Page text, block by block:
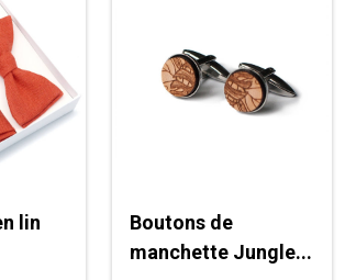
lin
Boutons de
manchette Jungle...